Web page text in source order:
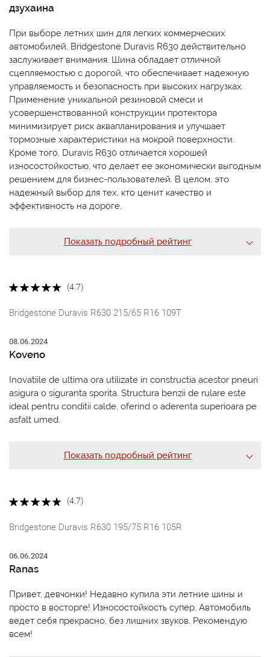
дзухаина
При выборе летних шин для легких коммерческих
автомобилей, Bridgestone Duravis R630 действительно
заслуживает внимания. Шина обладает отличной
сцепляемостью с дорогой, что обеспечивает надежную
управляемость и безопасность при высоких нагрузках.
Применение уникальной резиновой смеси и
усовершенствованной конструкции протектора
минимизирует риск аквапланирования и улучшает
тормозные характеристики на мокрой поверхности.
Кроме того, Duravis R630 отличается хорошей
износостойкостью, что делает ее экономически выгодным
решением для бизнес-пользователей. В целом, это
надежный выбор для тех, кто ценит качество и
эффективность на дороге.
Показать подробный рейтинг
(4.7)
Bridgestone Duravis R630 215/65 R16 109T
08.06.2024
Koveno
Inovatiile de ultima ora utilizate in constructia acestor pneuri
asigura o siguranta sporita. Structura benzii de rulare este
ideal pentru conditii calde, oferind o aderenta superioara pe
asfalt umed.
Показать подробный рейтинг
(4.7)
Bridgestone Duravis R630 195/75 R16 105R
06.06.2024
Ranas
Привет, девчонки! Недавно купила эти летние шины и
просто в восторге! Износостойкость супер. Автомобиль
ведет себя прекрасно, без лишних звуков. Рекомендую
всем!